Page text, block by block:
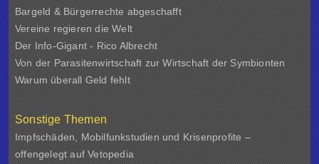
Bargeld & Bürgerrechte abgeschafft
Vereine regieren die Welt
Der Info-Gigant - Rico Albrecht
Von der Parasitenwirtschaft zur Wirtschaft der Symbionten
Warum überall Geld fehlt
Sonstige Themen
Impfschäden, Mobilfunkstudien und Krisenprofite –
offengelegt auf Vetopedia